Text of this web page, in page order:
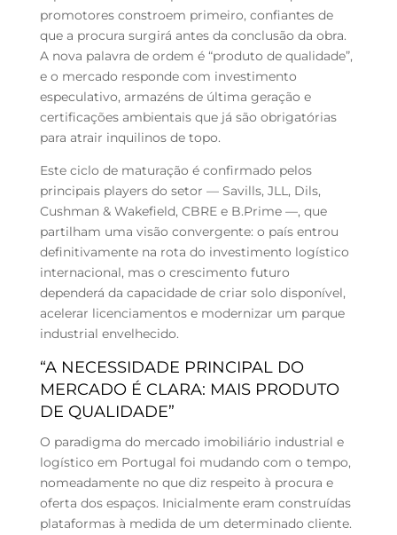
promotores constroem primeiro, confiantes de
que a procura surgirá antes da conclusão da obra.
A nova palavra de ordem é “produto de qualidade”,
e o mercado responde com investimento
especulativo, armazéns de última geração e
certificações ambientais que já são obrigatórias
para atrair inquilinos de topo.
Este ciclo de maturação é confirmado pelos
principais players do setor — Savills, JLL, Dils,
Cushman & Wakefield, CBRE e B.Prime —, que
partilham uma visão convergente: o país entrou
definitivamente na rota do investimento logístico
internacional, mas o crescimento futuro
dependerá da capacidade de criar solo disponível,
acelerar licenciamentos e modernizar um parque
industrial envelhecido.
“A NECESSIDADE PRINCIPAL DO
MERCADO É CLARA: MAIS PRODUTO
DE QUALIDADE”
O paradigma do mercado imobiliário industrial e
logístico em Portugal foi mudando com o tempo,
nomeadamente no que diz respeito à procura e
oferta dos espaços. Inicialmente eram construídas
plataformas à medida de um determinado cliente.